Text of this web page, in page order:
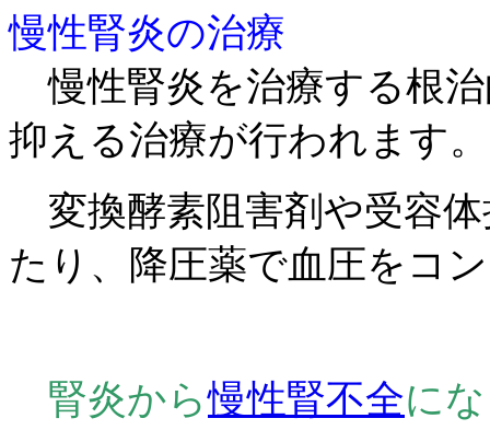
慢性腎炎の治療
慢性腎炎を治療する根
抑える治療が行われます。
変換酵素阻害剤や受容
たり、降圧薬で血圧をコ
腎炎から慢性腎不全に